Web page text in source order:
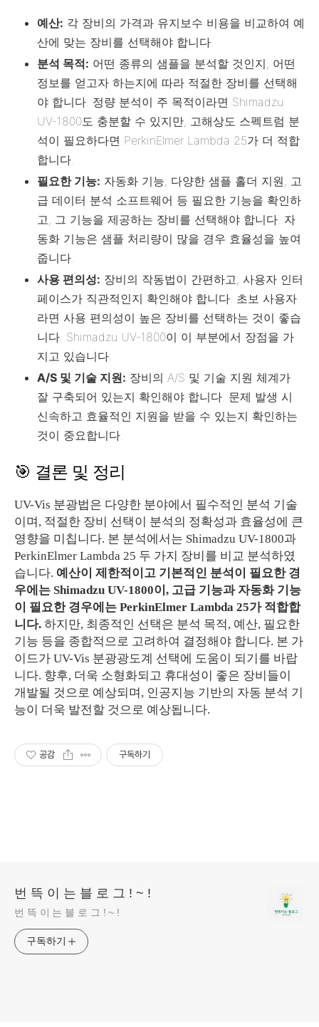
예산: 각 장비의 가격과 유지보수 비용을 비교하여 예
산에 맞는 장비를 선택해야 합니다.
분석 목적: 어떤 종류의 샘플을 분석할 것인지, 어떤
정보를 얻고자 하는지에 따라 적절한 장비를 선택해
야 합니다. 정량 분석이 주 목적이라면 Shimadzu
UV-1800도 충분할 수 있지만, 고해상도 스펙트럼 분
석이 필요하다면 PerkinElmer Lambda 25가 더 적합
합니다.
필요한 기능: 자동화 기능, 다양한 샘플 홀더 지원, 고
급 데이터 분석 소프트웨어 등 필요한 기능을 확인하
고, 그 기능을 제공하는 장비를 선택해야 합니다. 자
동화 기능은 샘플 처리량이 많을 경우 효율성을 높여
줍니다.
사용 편의성: 장비의 작동법이 간편하고, 사용자 인터
페이스가 직관적인지 확인해야 합니다. 초보 사용자
라면 사용 편의성이 높은 장비를 선택하는 것이 좋습
니다. Shimadzu UV-1800이 이 부분에서 장점을 가
지고 있습니다.
A/S 및 기술 지원: 장비의 A/S 및 기술 지원 체계가
잘 구축되어 있는지 확인해야 합니다. 문제 발생 시
신속하고 효율적인 지원을 받을 수 있는지 확인하는
것이 중요합니다.
🎯 결론 및 정리
UV-Vis 분광법은 다양한 분야에서 필수적인 분석 기술
이며, 적절한 장비 선택이 분석의 정확성과 효율성에 큰
영향을 미칩니다. 본 분석에서는 Shimadzu UV-1800과
PerkinElmer Lambda 25 두 가지 장비를 비교 분석하였
습니다. 예산이 제한적이고 기본적인 분석이 필요한 경
우에는 Shimadzu UV-1800이, 고급 기능과 자동화 기능
이 필요한 경우에는 PerkinElmer Lambda 25가 적합합
니다. 하지만, 최종적인 선택은 분석 목적, 예산, 필요한
기능 등을 종합적으로 고려하여 결정해야 합니다. 본 가
이드가 UV-Vis 분광광도계 선택에 도움이 되기를 바랍
니다. 향후, 더욱 소형화되고 휴대성이 좋은 장비들이
개발될 것으로 예상되며, 인공지능 기반의 자동 분석 기
능이 더욱 발전할 것으로 예상됩니다.
공감 구독하기
번 뜩 이 는 블 로 그 ! ~ !
번 뜩 이 는 블 로 그 ! ~ !
구독하기